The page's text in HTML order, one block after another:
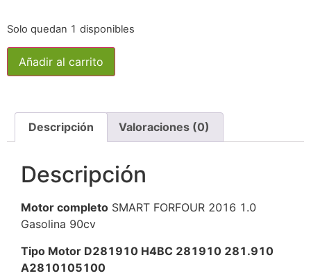
Solo quedan 1 disponibles
Añadir al carrito
Descripción Valoraciones (0)
Descripción
Motor completo SMART FORFOUR 2016 1.0
Gasolina 90cv
Tipo Motor D281910 H4BC 281910 281.910
A2810105100